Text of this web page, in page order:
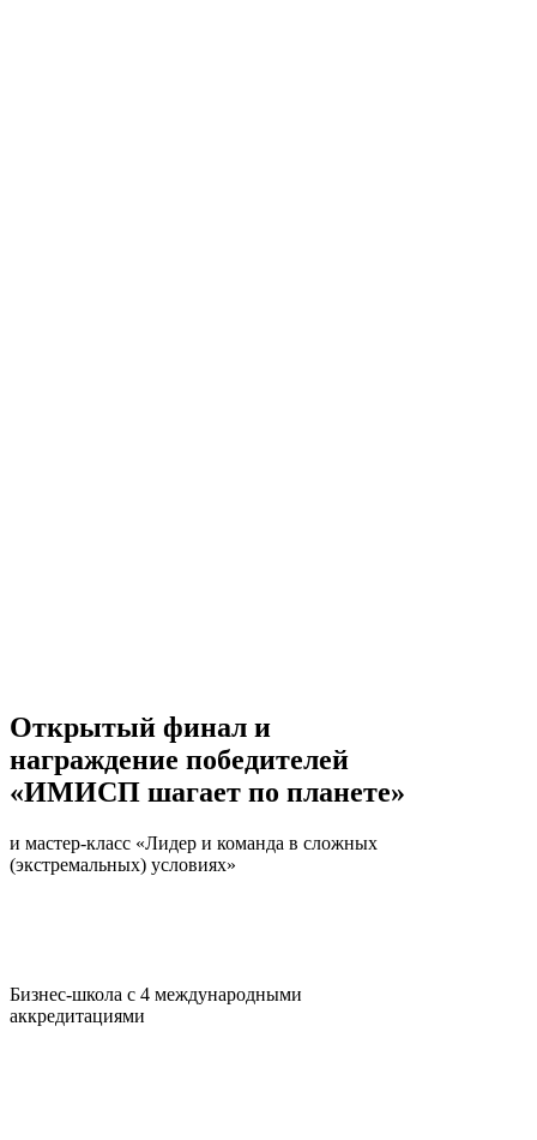
Открытый финал и
награждение победителей
«ИМИСП шагает по планете»
и мастер-класс «Лидер и команда в сложных
(экстремальных) условиях»
Бизнес-школа с 4 международными
аккредитациями